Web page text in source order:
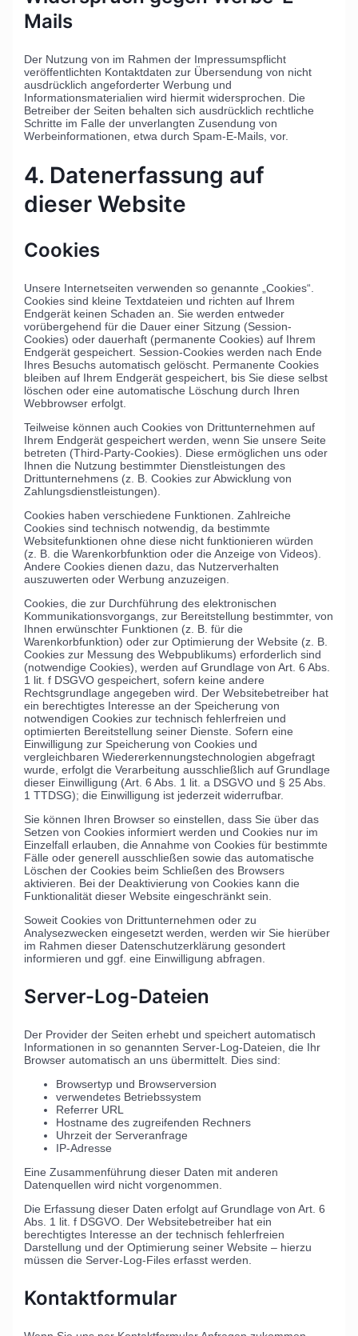
Mails
Der Nutzung von im Rahmen der Impressumspflicht
veröffentlichten Kontaktdaten zur Übersendung von nicht
ausdrücklich angeforderter Werbung und
Informationsmaterialien wird hiermit widersprochen. Die
Betreiber der Seiten behalten sich ausdrücklich rechtliche
Schritte im Falle der unverlangten Zusendung von
Werbeinformationen, etwa durch Spam-E-Mails, vor.
4. Datenerfassung auf
dieser Website
Cookies
Unsere Internetseiten verwenden so genannte „Cookies“.
Cookies sind kleine Textdateien und richten auf Ihrem
Endgerät keinen Schaden an. Sie werden entweder
vorübergehend für die Dauer einer Sitzung (Session-
Cookies) oder dauerhaft (permanente Cookies) auf Ihrem
Endgerät gespeichert. Session-Cookies werden nach Ende
Ihres Besuchs automatisch gelöscht. Permanente Cookies
bleiben auf Ihrem Endgerät gespeichert, bis Sie diese selbst
löschen oder eine automatische Löschung durch Ihren
Webbrowser erfolgt.
Teilweise können auch Cookies von Drittunternehmen auf
Ihrem Endgerät gespeichert werden, wenn Sie unsere Seite
betreten (Third-Party-Cookies). Diese ermöglichen uns oder
Ihnen die Nutzung bestimmter Dienstleistungen des
Drittunternehmens (z. B. Cookies zur Abwicklung von
Zahlungsdienstleistungen).
Cookies haben verschiedene Funktionen. Zahlreiche
Cookies sind technisch notwendig, da bestimmte
Websitefunktionen ohne diese nicht funktionieren würden
(z. B. die Warenkorbfunktion oder die Anzeige von Videos).
Andere Cookies dienen dazu, das Nutzerverhalten
auszuwerten oder Werbung anzuzeigen.
Cookies, die zur Durchführung des elektronischen
Kommunikationsvorgangs, zur Bereitstellung bestimmter, von
Ihnen erwünschter Funktionen (z. B. für die
Warenkorbfunktion) oder zur Optimierung der Website (z. B.
Cookies zur Messung des Webpublikums) erforderlich sind
(notwendige Cookies), werden auf Grundlage von Art. 6 Abs.
1 lit. f DSGVO gespeichert, sofern keine andere
Rechtsgrundlage angegeben wird. Der Websitebetreiber hat
ein berechtigtes Interesse an der Speicherung von
notwendigen Cookies zur technisch fehlerfreien und
optimierten Bereitstellung seiner Dienste. Sofern eine
Einwilligung zur Speicherung von Cookies und
vergleichbaren Wiedererkennungstechnologien abgefragt
wurde, erfolgt die Verarbeitung ausschließlich auf Grundlage
dieser Einwilligung (Art. 6 Abs. 1 lit. a DSGVO und § 25 Abs.
1 TTDSG); die Einwilligung ist jederzeit widerrufbar.
Sie können Ihren Browser so einstellen, dass Sie über das
Setzen von Cookies informiert werden und Cookies nur im
Einzelfall erlauben, die Annahme von Cookies für bestimmte
Fälle oder generell ausschließen sowie das automatische
Löschen der Cookies beim Schließen des Browsers
aktivieren. Bei der Deaktivierung von Cookies kann die
Funktionalität dieser Website eingeschränkt sein.
Soweit Cookies von Drittunternehmen oder zu
Analysezwecken eingesetzt werden, werden wir Sie hierüber
im Rahmen dieser Datenschutzerklärung gesondert
informieren und ggf. eine Einwilligung abfragen.
Server-Log-Dateien
Der Provider der Seiten erhebt und speichert automatisch
Informationen in so genannten Server-Log-Dateien, die Ihr
Browser automatisch an uns übermittelt. Dies sind:
Browsertyp und Browserversion
verwendetes Betriebssystem
Referrer URL
Hostname des zugreifenden Rechners
Uhrzeit der Serveranfrage
IP-Adresse
Eine Zusammenführung dieser Daten mit anderen
Datenquellen wird nicht vorgenommen.
Die Erfassung dieser Daten erfolgt auf Grundlage von Art. 6
Abs. 1 lit. f DSGVO. Der Websitebetreiber hat ein
berechtigtes Interesse an der technisch fehlerfreien
Darstellung und der Optimierung seiner Website – hierzu
müssen die Server-Log-Files erfasst werden.
Kontaktformular